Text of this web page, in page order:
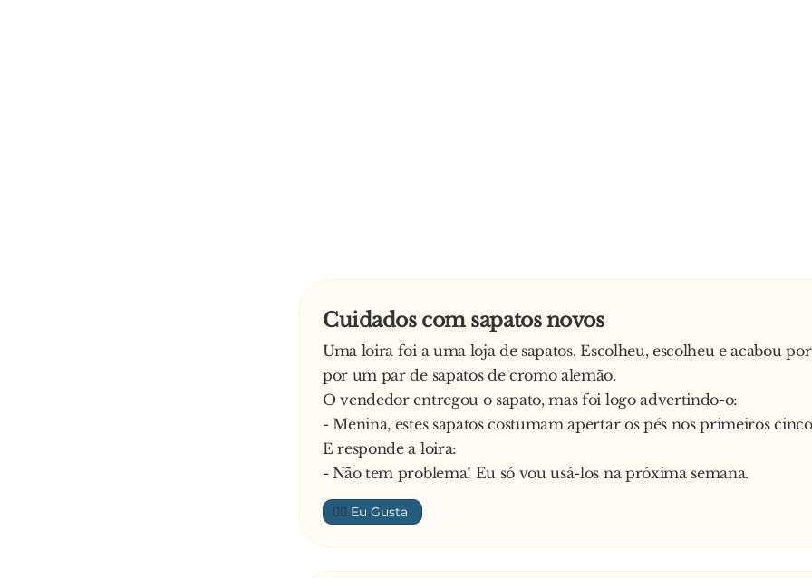
Cuidados com sapatos novos
Uma loira foi a uma loja de sapatos. Escolheu, escolheu e acabou
por um par de sapatos de cromo alemão.
O vendedor entregou o sapato, mas foi logo advertindo-o:
- Menina, estes sapatos costumam apertar os pés nos primeiros
E responde a loira:
- Não tem problema! Eu só vou usá-los na próxima semana.
👍🏼